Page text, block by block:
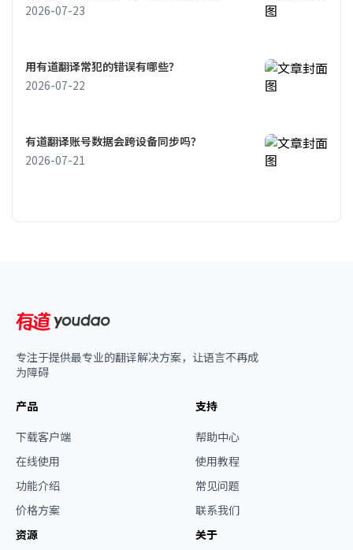
2026-07-23
用有道翻译常犯的错误有哪些？
2026-07-22
有道翻译账号数据会跨设备同步吗？
2026-07-21
专注于提供最专业的翻译解决方案，让语言不再成
为障碍
产品
下载客户端
在线使用
功能介绍
价格方案
支持
帮助中心
使用教程
常见问题
联系我们
资源
关于